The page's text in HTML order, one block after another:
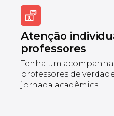
Atenção
professores
Tenha um
professores de
jornada acadêmica.